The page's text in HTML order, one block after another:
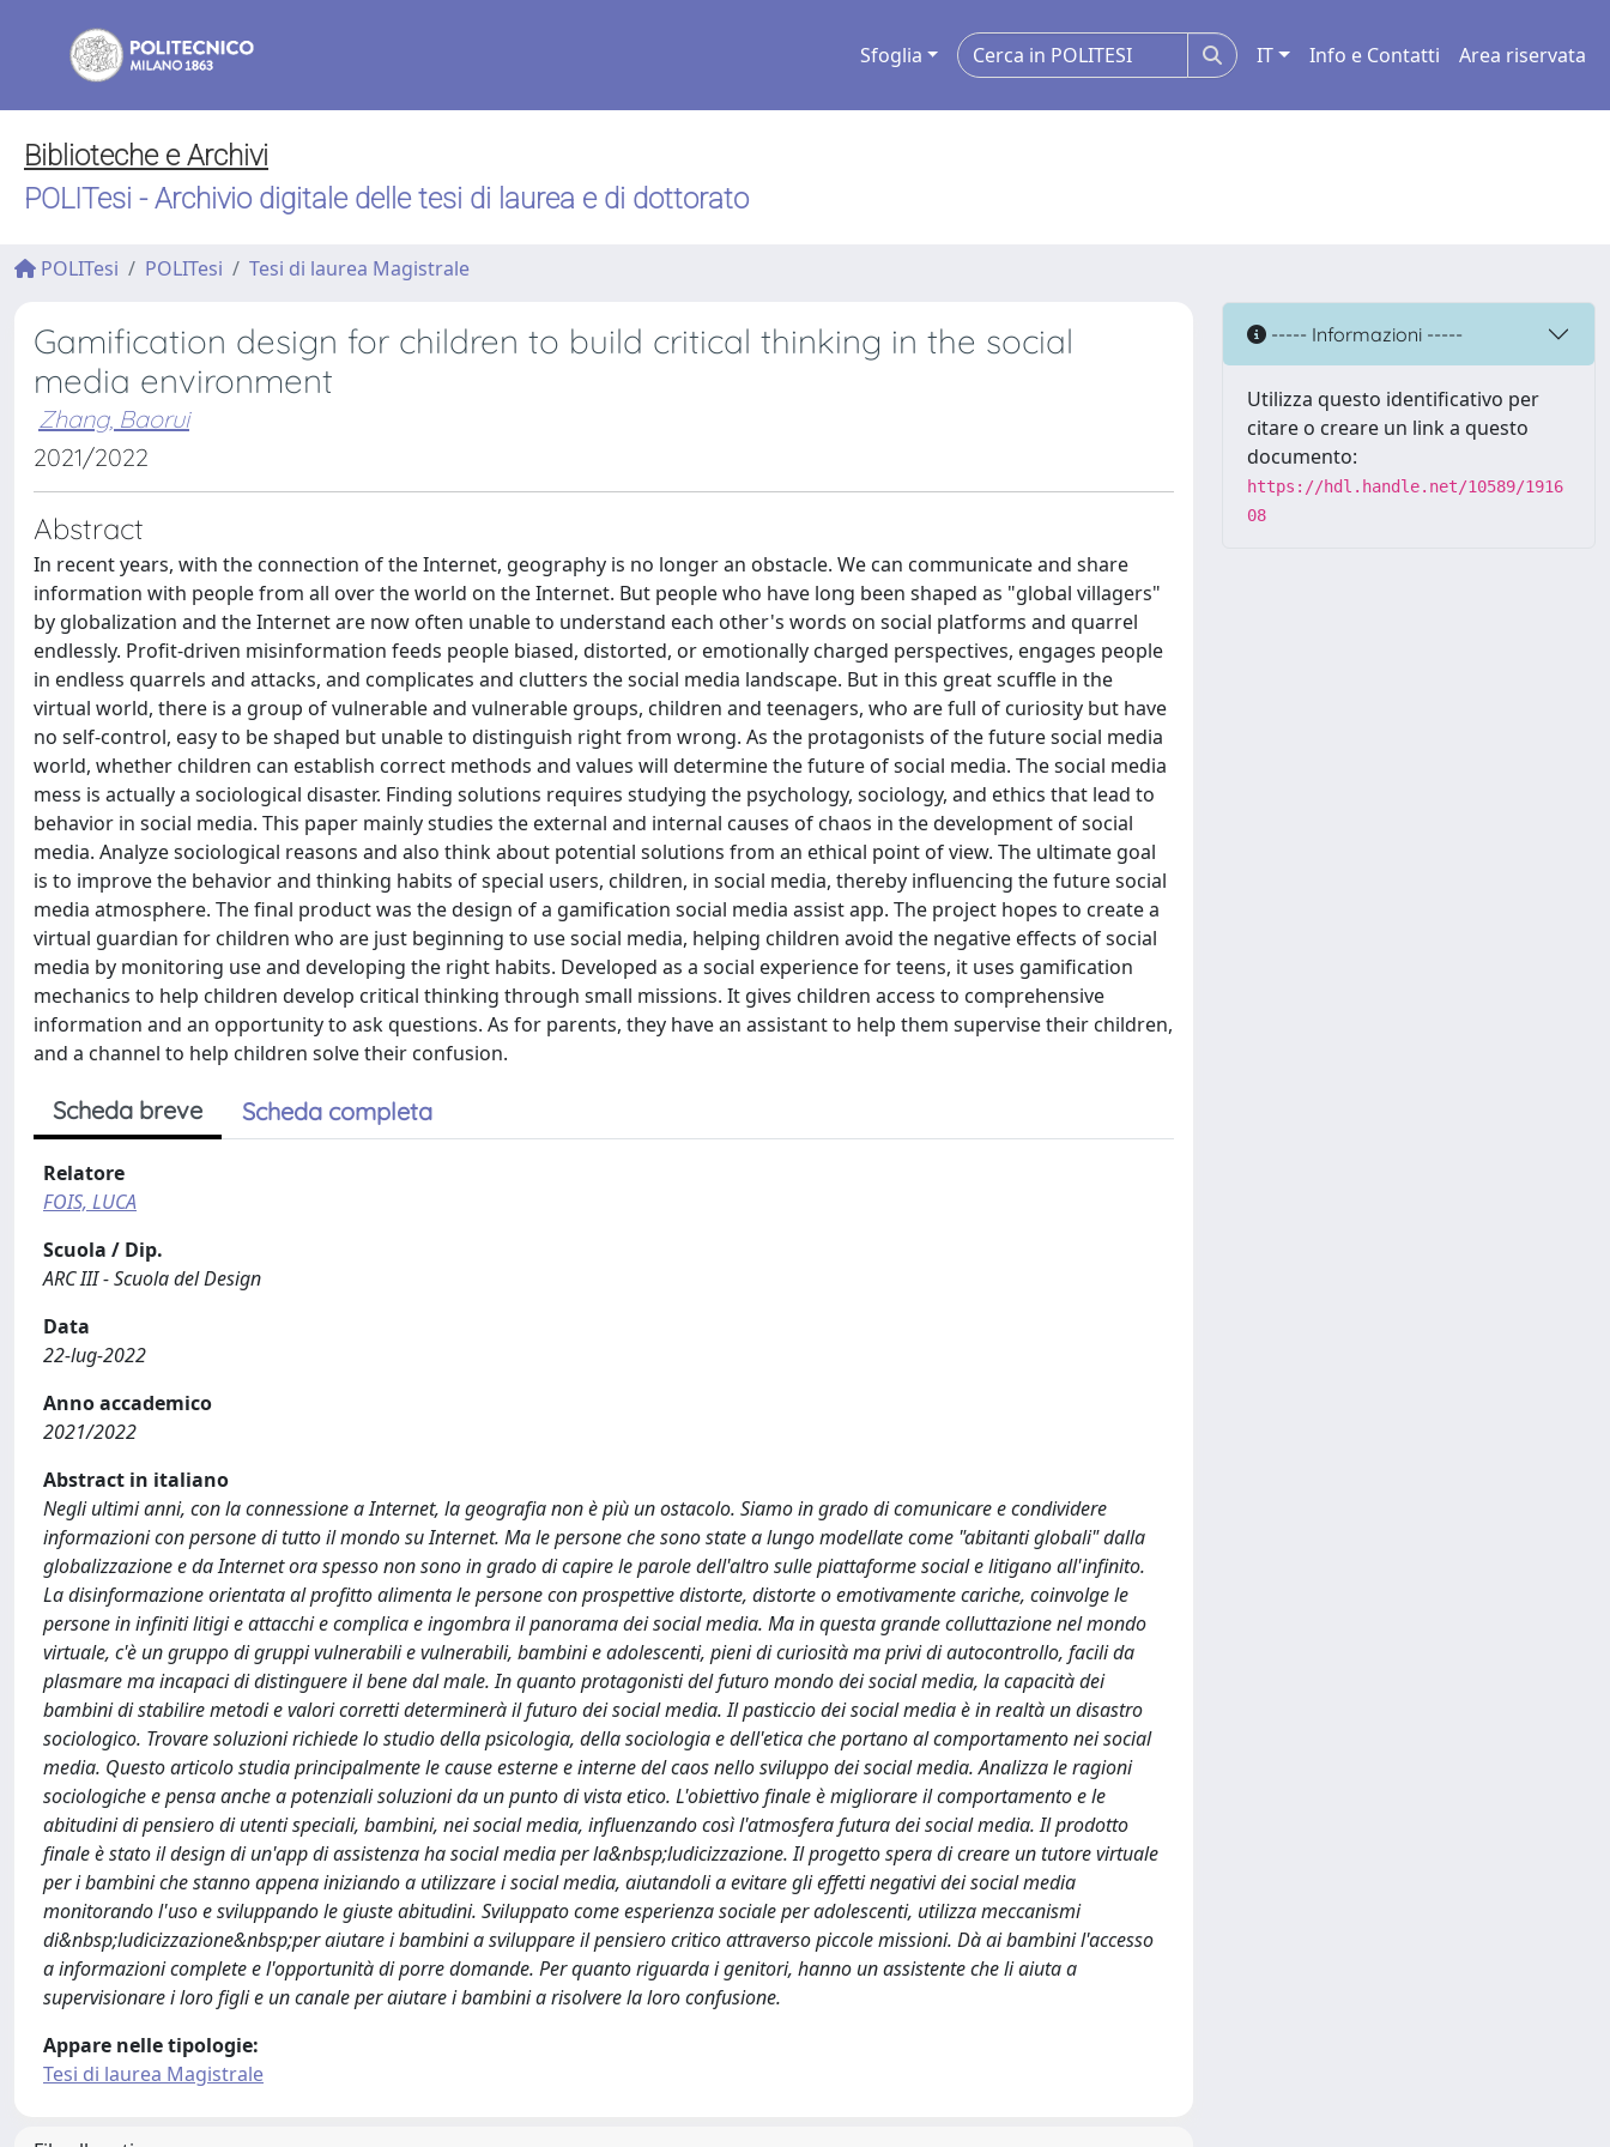
Sfoglia IT Info e Contatti Area riservata
Biblioteche e Archivi
POLITesi - Archivio digitale delle tesi di laurea e di dottorato
POLITesi POLITesi Tesi di laurea Magistrale
Gamification design for children to build critical thinking in the social
media environment
Zhang, Baorui
2021/2022
Abstract
In recent years, with the connection of the Internet, geography is no longer an obstacle. We can communicate and share
information with people from all over the world on the Internet. But people who have long been shaped as "global villagers"
by globalization and the Internet are now often unable to understand each other's words on social platforms and quarrel
endlessly. Profit-driven misinformation feeds people biased, distorted, or emotionally charged perspectives, engages people
in endless quarrels and attacks, and complicates and clutters the social media landscape. But in this great scuffle in the
virtual world, there is a group of vulnerable and vulnerable groups, children and teenagers, who are full of curiosity but have
no self-control, easy to be shaped but unable to distinguish right from wrong. As the protagonists of the future social media
world, whether children can establish correct methods and values ​​will determine the future of social media. The social media
mess is actually a sociological disaster. Finding solutions requires studying the psychology, sociology, and ethics that lead to
behavior in social media. This paper mainly studies the external and internal causes of chaos in the development of social
media. Analyze sociological reasons and also think about potential solutions from an ethical point of view. The ultimate goal
is to improve the behavior and thinking habits of special users, children, in social media, thereby influencing the future social
media atmosphere. The final product was the design of a gamification social media assist app. The project hopes to create a
virtual guardian for children who are just beginning to use social media, helping children avoid the negative effects of social
media by monitoring use and developing the right habits. Developed as a social experience for teens, it uses gamification
mechanics to help children develop critical thinking through small missions. It gives children access to comprehensive
information and an opportunity to ask questions. As for parents, they have an assistant to help them supervise their children,
and a channel to help children solve their confusion.
Scheda breve Scheda completa
Relatore
FOIS, LUCA
Scuola / Dip.
ARC III - Scuola del Design
Data
22-lug-2022
Anno accademico
2021/2022
Abstract in italiano
Negli ultimi anni, con la connessione a Internet, la geografia non è più un ostacolo. Siamo in grado di comunicare e condividere
informazioni con persone di tutto il mondo su Internet. Ma le persone che sono state a lungo modellate come "abitanti globali" dalla
globalizzazione e da Internet ora spesso non sono in grado di capire le parole dell'altro sulle piattaforme social e litigano all'infinito.
La disinformazione orientata al profitto alimenta le persone con prospettive distorte, distorte o emotivamente cariche, coinvolge le
persone in infiniti litigi e attacchi e complica e ingombra il panorama dei social media. Ma in questa grande colluttazione nel mondo
virtuale, c'è un gruppo di gruppi vulnerabili e vulnerabili, bambini e adolescenti, pieni di curiosità ma privi di autocontrollo, facili da
plasmare ma incapaci di distinguere il bene dal male. In quanto protagonisti del futuro mondo dei social media, la capacità dei
bambini di stabilire metodi e valori corretti determinerà il futuro dei social media. Il pasticcio dei social media è in realtà un disastro
sociologico. Trovare soluzioni richiede lo studio della psicologia, della sociologia e dell'etica che portano al comportamento nei social
media. Questo articolo studia principalmente le cause esterne e interne del caos nello sviluppo dei social media. Analizza le ragioni
sociologiche e pensa anche a potenziali soluzioni da un punto di vista etico. L'obiettivo finale è migliorare il comportamento e le
abitudini di pensiero di utenti speciali, bambini, nei social media, influenzando così l'atmosfera futura dei social media. Il prodotto
finale è stato il design di un'app di assistenza ha social media per la&nbsp;ludicizzazione. Il progetto spera di creare un tutore virtuale
per i bambini che stanno appena iniziando a utilizzare i social media, aiutandoli a evitare gli effetti negativi dei social media
monitorando l'uso e sviluppando le giuste abitudini. Sviluppato come esperienza sociale per adolescenti, utilizza meccanismi
di&nbsp;ludicizzazione&nbsp;per aiutare i bambini a sviluppare il pensiero critico attraverso piccole missioni. Dà ai bambini l'accesso
a informazioni complete e l'opportunità di porre domande. Per quanto riguarda i genitori, hanno un assistente che li aiuta a
supervisionare i loro figli e un canale per aiutare i bambini a risolvere la loro confusione.
Appare nelle tipologie:
Tesi di laurea Magistrale
----- Informazioni -----
Utilizza questo identificativo per
citare o creare un link a questo
documento:
https://hdl.handle.net/10589/1916
08